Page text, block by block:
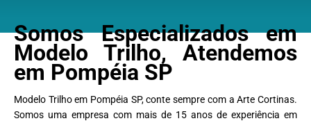
Somos Especializados em
Modelo Trilho, Atendemos
em Pompéia SP
Modelo Trilho em Pompéia SP, conte sempre com a Arte Cortinas.
Somos uma empresa com mais de 15 anos de experiência em